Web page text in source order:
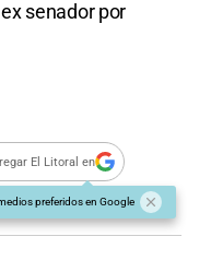
senador por
El Litoral en
preferidos en Google